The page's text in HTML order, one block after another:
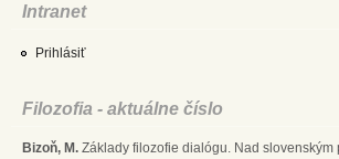
Intranet
Prihlásiť
Filozofia - aktuálne číslo
Bizoň, M. Základy filozofie dialógu. Nad